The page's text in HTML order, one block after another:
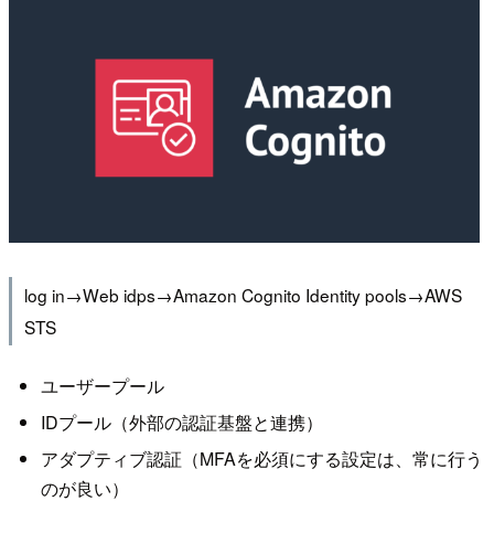
log in→Web idps→Amazon Cognito Identity pools→AWS
STS
ユーザープール
IDプール（外部の認証基盤と連携）
アダプティブ認証（MFAを必須にする設定は、常に行う
のが良い）